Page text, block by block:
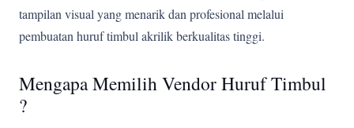
tampilan visual yang menarik dan profesional melalui
pembuatan huruf timbul akrilik berkualitas tinggi.
Mengapa Memilih Vendor Huruf Timbul
?